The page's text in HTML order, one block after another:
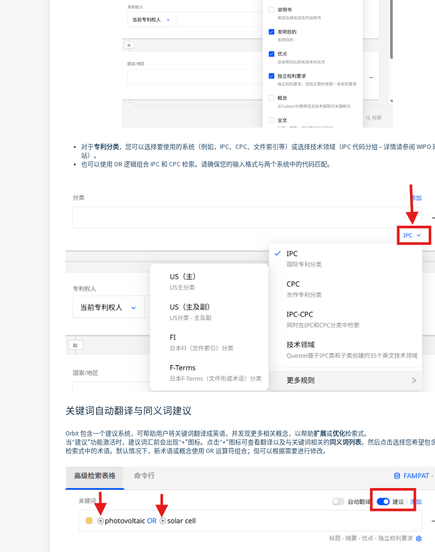
对于专利分类，您可以选择要使用的系统（例如，IPC、CPC、文件索引等）或选择技术领域（IPC 代码分组 – 详情请参阅 WIPO
站）。
也可以使用 OR 逻辑组合 IPC 和 CPC 检索。请确保您的输入格式与两个系统中的代码匹配。
关键词自动翻译与同义词建议
Orbit 包含一个建议系统，可帮助用户将关键词翻译成英语，并发现更多相关概念，以帮助扩展或优化检索式。
当“建议”功能激活时，建议词汇前会出现“+”图标。点击“+”图标可查看翻译以及与关键词相关的同义词列表。然后点击选择您希望包
检索式中的术语。默认情况下，新术语或概念使用 OR 运算符组合；但可以根据需要进行修改。